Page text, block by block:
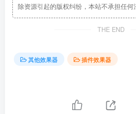
除资源引起的版权纠纷，本站不承担任何
THE END
其他效果器 插件效果器